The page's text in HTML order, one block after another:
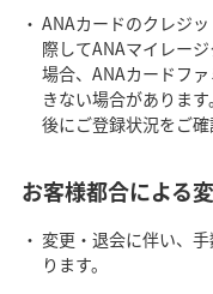
ANAカードのクレジ
際してANAマイレー
場合、ANAカードフ
きない場合がありま
後にご登録状況をご確
お客様都合による
変更・退会に伴い、
ります。